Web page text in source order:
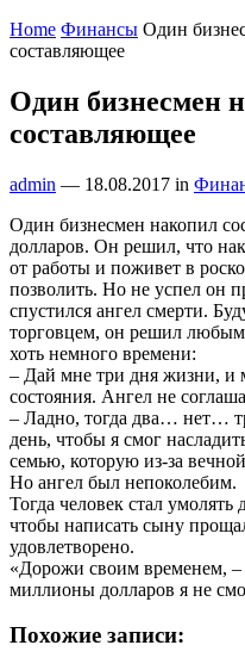
Home Финансы Один
составляющее
Один бизнесмен
составляющее
admin — 18.08.2017 in
Один бизнесмен накопил
долларов. Он решил, что
от работы и поживет в
позволить. Но не успел он
спустился ангел смерти.
торговцем, он решил любым
хоть немного времени:
– Дай мне три дня жизни, и
состояния. Ангел не
– Ладно, тогда два… нет…
день, чтобы я смог
семью, которую из-за
Но ангел был непоколебим.
Тогда человек стал
чтобы написать сыну
удовлетворено.
«Дорожи своим временем, –
миллионы долларов я не
Похожие записи: